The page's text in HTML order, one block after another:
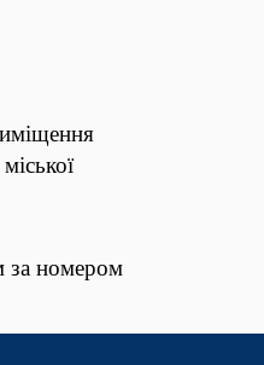
за номером